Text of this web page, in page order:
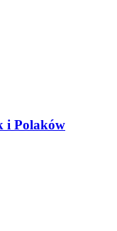
i Polaków